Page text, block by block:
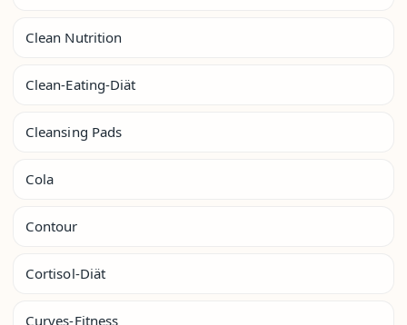
Clean Nutrition
Clean-Eating-Diät
Cleansing Pads
Cola
Contour
Cortisol-Diät
Curves-Fitness